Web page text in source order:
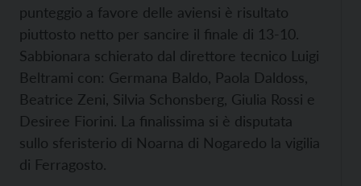
punteggio a favore delle aviensi è risultato
piuttosto netto per sancire il finale di 13-10.
Sabbionara schierato dal direttore tecnico Luigi
Beltrami con: Germana Baldo, Paola Daldoss,
Beatrice Zeni, Silvia Schonsberg, Giulia Rossi e
Desiree Fiorini. La finalissima si è disputata
sullo sferisterio di Noarna di Nogaredo la vigilia
di Ferragosto.